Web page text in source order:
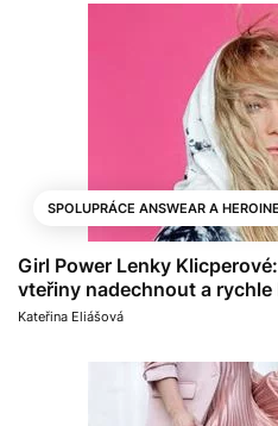
SPOLUPRÁCE ANSWEAR A HEROINE
Girl Power Lenky
vteřiny nadechnout a rychle
Kateřina Eliášová